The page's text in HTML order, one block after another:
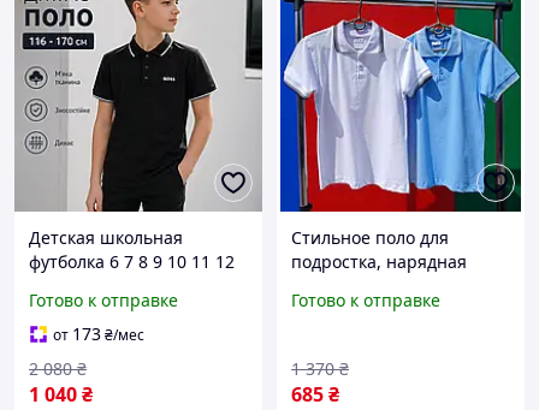
Детская школьная
футболка 6 7 8 9 10 11 12
на мальчика подростка,
черные футболки поло
для ребенка
Готово к отправке
от 173₴/мес
1 040₴
2 080 ₴
Стильное поло для
подростка, нарядная
школы, тенниска для
лет
Готово к отправке
685₴
1 370 ₴